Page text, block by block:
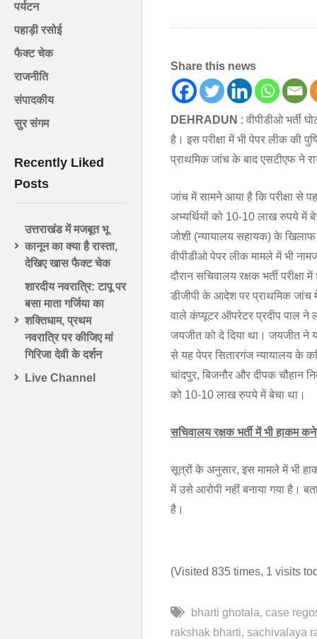
पर्यटन
पहाड़ी रसोई
फैक्ट चेक
राजनीति
संपादकीय
सुर संगम
Recently Liked
Posts
उत्तराखंड में मजबूत भू
कानून का क्या है रास्ता,
देखिए खास फैक्ट चेक
शारदीय नवरात्रि: टापू पर
बसा माता गर्जिया का
शक्तिधाम, प्रथम
नवरात्रि पर कीजिए मां
गिरिजा देवी के दर्शन
Live Channel
Share this news
DEHRADUN : वीपीडीओ भर्ती
है। इस परीक्षा में भी पेपर लीक
प्राथमिक जांच के बाद एसटीएफ ने
जांच में सामने आया है कि परीक्षा से
अभ्यर्थियों को 10-10 लाख रुपये में
जोशी (न्यायालय सहायक) के खिलाफ
वीपीडीओ पेपर लीक मामले में भी
दौरान सचिवालय रक्षक भर्ती
डीजीपी के आदेश पर प्राथमिक
वाले कंप्यूटर ऑपरेटर प्रदीप पाल ने
जयजीत को दे दिया था। जयजीत ने
से यह पेपर सितारगंज न्यायालय के
चांदपुर, बिजनौर और दीपक चौहान
को 10-10 लाख रुपये में बेचा था।
सचिवालय रक्षक भर्ती में भी हाकम
सूत्रों के अनुसार, इस मामले में भी
में उसे आरोपी नहीं बनाया गया है।
है।
(Visited 835 times, 1 visits
bharti ghotala case
rakshak bharti sachivalaya